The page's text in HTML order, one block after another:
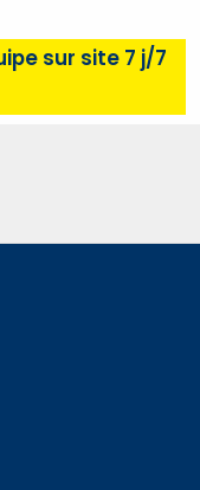
sur site 7 j/7